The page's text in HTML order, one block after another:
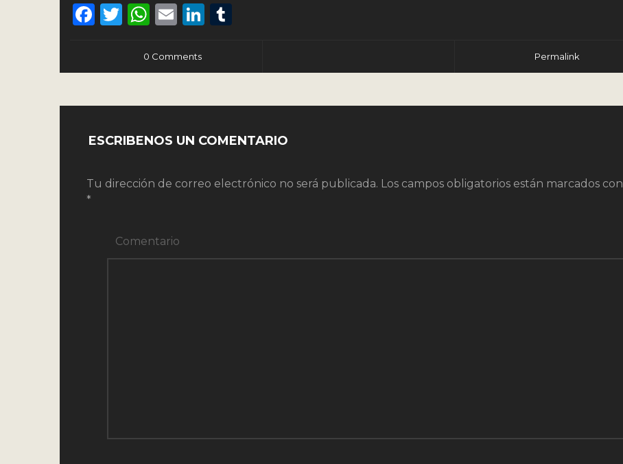
Facebook
Twitter
WhatsApp
EmailLinkedIn
0 Comments Permalink
ESCRIBENOS UN COMENTARIO
Tu dirección de correo electrónico no será publicada. Los campos obligatorios están marcados con
*
Comentario